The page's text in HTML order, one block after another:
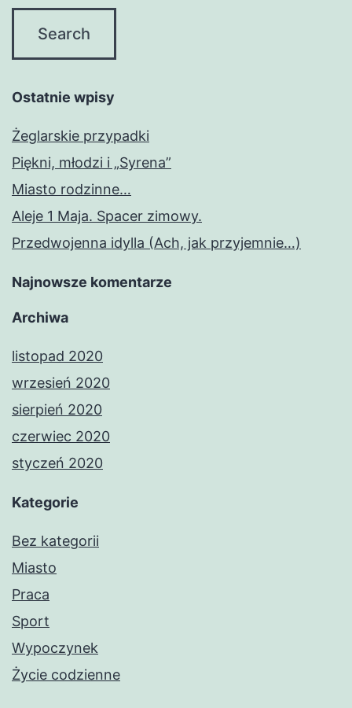
Ostatnie wpisy
Żeglarskie przypadki
Piękni, młodzi i „Syrena”
Miasto rodzinne…
Aleje 1 Maja. Spacer zimowy.
Przedwojenna idylla (Ach, jak przyjemnie…)
Najnowsze komentarze
Archiwa
listopad 2020
wrzesień 2020
sierpień 2020
czerwiec 2020
styczeń 2020
Kategorie
Bez kategorii
Miasto
Praca
Sport
Wypoczynek
Życie codzienne